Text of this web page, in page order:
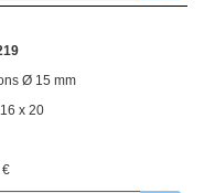
Ø 15 mm
x 20
€